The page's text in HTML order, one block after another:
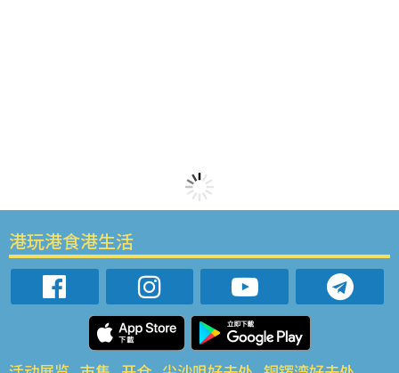
港玩港食港生活